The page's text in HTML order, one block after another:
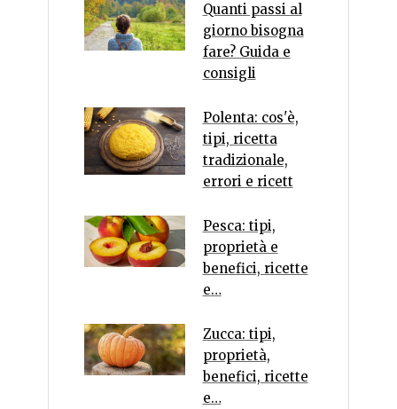
Quanti passi al
giorno bisogna
fare? Guida e
consigli
Polenta: cos'è,
tipi, ricetta
tradizionale,
errori e ricett
Pesca: tipi,
proprietà e
benefici, ricette
e…
Zucca: tipi,
proprietà,
benefici, ricette
e…